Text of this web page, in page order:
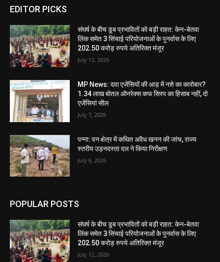
EDITOR PICKS
संघर्ष के बीच डूब प्रभावितों को बड़ी राहत: केन-बेतवा
लिंक समेत 3 सिंचाई परियोजनाओं के पुनर्वास के लिए
202.50 करोड़ रुपये अतिरिक्त मंजूर
July 12, 2026
MP News: दवा एजेंसियों की आड़ में नशे का कारोबार?
1.34 लाख बोतल ऑनरेक्स कफ सिरप का हिसाब नहीं, दो
एजेंसियां सील
July 7, 2026
पन्ना: वन क्षेत्र में कथित अवैध खनन की जांच, राज्य
स्तरीय उड़नदस्ता दल ने किया निरीक्षण
July 6, 2026
POPULAR POSTS
संघर्ष के बीच डूब प्रभावितों को बड़ी राहत: केन-बेतवा
लिंक समेत 3 सिंचाई परियोजनाओं के पुनर्वास के लिए
202.50 करोड़ रुपये अतिरिक्त मंजूर
July 12, 2026